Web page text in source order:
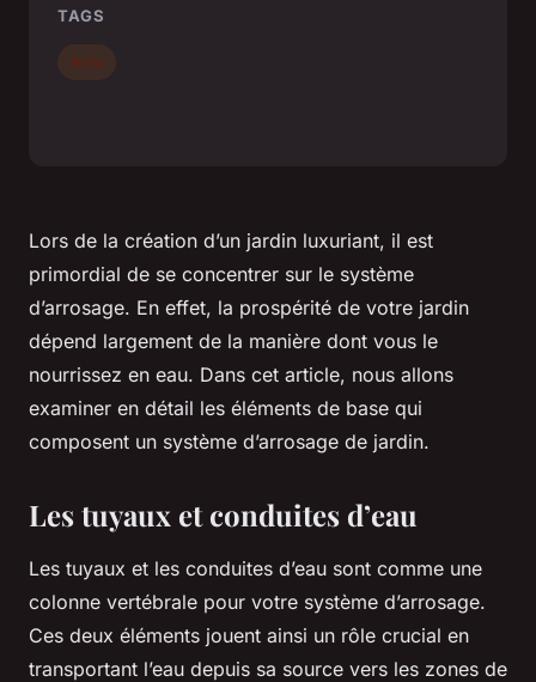
Lors de la création d’un jardin luxuriant, il est
primordial de se concentrer sur le système
d’arrosage. En effet, la prospérité de votre jardin
dépend largement de la manière dont vous le
nourrissez en eau. Dans cet article, nous allons
examiner en détail les éléments de base qui
composent un système d’arrosage de jardin.
Les tuyaux et conduites d’eau
Les tuyaux et les conduites d’eau sont comme une
colonne vertébrale pour votre système d’arrosage.
Ces deux éléments jouent ainsi un rôle crucial en
transportant l’eau depuis sa source vers les zones de
TAGS
Actu